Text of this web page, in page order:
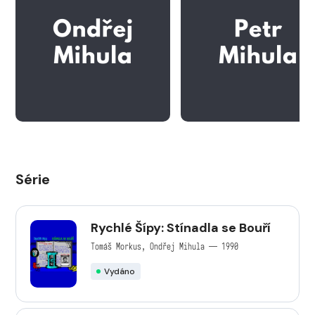
Série
Rychlé Šípy: Stínadla se Bouří
Tomáš Morkus, Ondřej Mihula — 1990
Vydáno